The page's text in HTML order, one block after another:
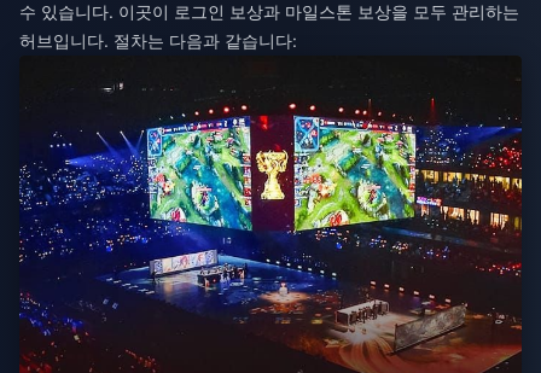
수 있습니다. 이곳이 로그인 보상과 마일스톤 보상을 모두 관리하는
허브입니다. 절차는 다음과 같습니다: